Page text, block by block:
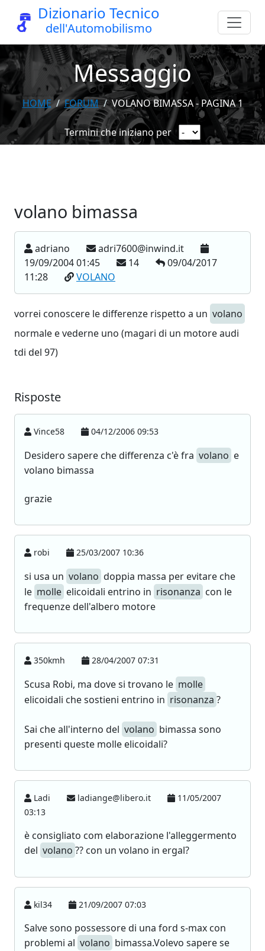
Dizionario Tecnico
dell'Automobilismo
Messaggio
HOME FORUM VOLANO BIMASSA - PAGINA 1
Termini che iniziano per
volano bimassa
adriano
adri7600@inwind.it
19/09/2004 01:45
14
09/04/2017
11:28
VOLANO
vorrei conoscere le differenze rispetto a un volano
normale e vederne uno (magari di un motore audi
tdi del 97)
Risposte
Vince58 04/12/2006 09:53
Desidero sapere che differenza c'è fra volano e
volano bimassa
grazie
robi 25/03/2007 10:36
si usa un volano doppia massa per evitare che
le molle elicoidali entrino in risonanza con le
frequenze dell'albero motore
350kmh 28/04/2007 07:31
Scusa Robi, ma dove si trovano le molle
elicoidali che sostieni entrino in risonanza ?
Sai che all'interno del volano bimassa sono
presenti queste molle elicoidali?
Ladi ladiange@libero.it
11/05/2007
03:13
è consigliato com elaborazione l'alleggermento
del volano ?? con un volano in ergal?
kil34 21/09/2007 07:03
Salve sono possessore di una ford s-max con
problemi al volano bimassa.Volevo sapere se